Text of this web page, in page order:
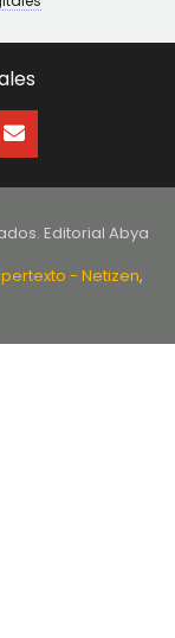
Editorial Abya
- Netizen,